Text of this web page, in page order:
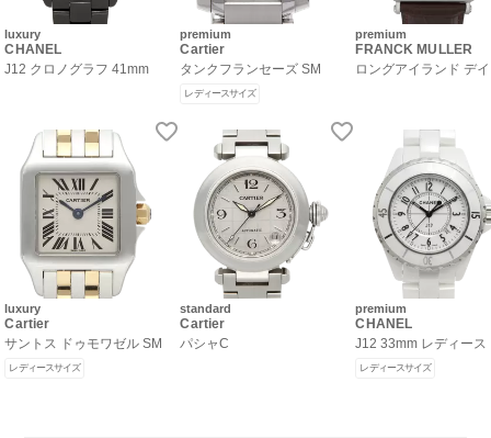
luxury
CHANEL
J12 クロノグラフ 41mm
luxury
Cartier
サントス ドゥモワゼル SM
レディースサイズ
premium
Cartier
タンクフランセーズ SM
レディースサイズ
standard
Cartier
パシャC
premium
FRANCK MULLER
ロングアイランド デ
premium
CHANEL
J12 33mm レディース
レディースサイズ